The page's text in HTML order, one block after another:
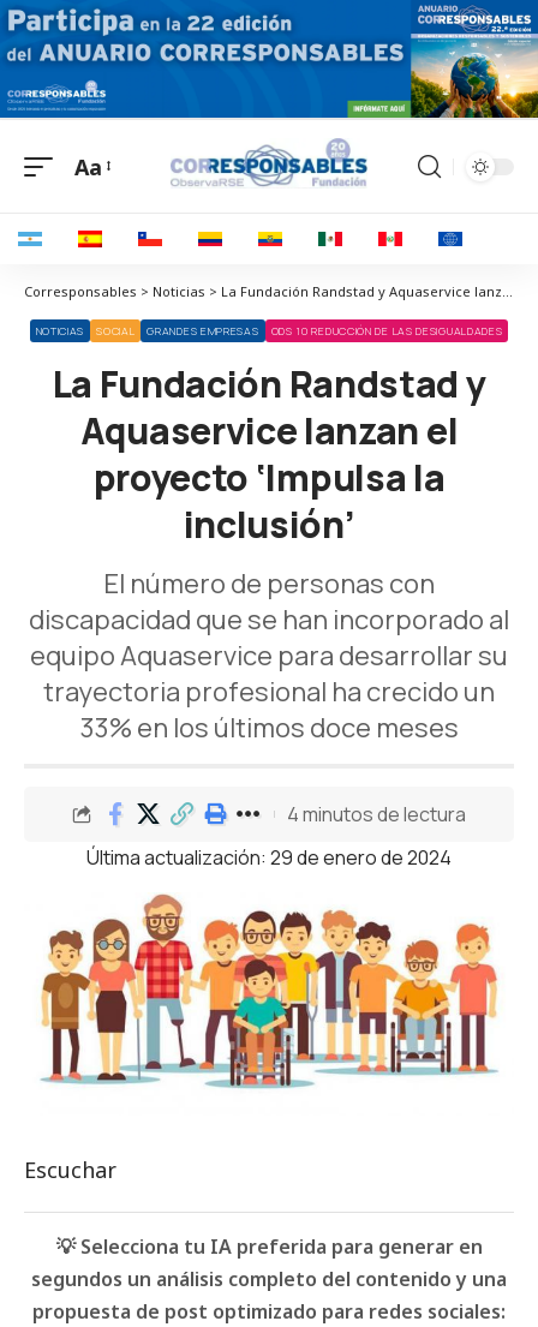
Aa
Corresponsables > Noticias > La Fundación Randstad y Aquaservice lanzan el proyecto ‘Impulsa la inclusión’
NOTICIAS SOCIAL GRANDES EMPRESAS ODS 10 REDUCCIÓN DE LAS DESIGUALDADES
La Fundación Randstad y
Aquaservice lanzan el
proyecto ‘Impulsa la
inclusión’
El número de personas con
discapacidad que se han incorporado al
equipo Aquaservice para desarrollar su
trayectoria profesional ha crecido un
33% en los últimos doce meses
Última actualización: 29 de enero de 2024
4 minutos de lectura
Escuchar
💡 Selecciona tu IA preferida para generar en
segundos un análisis completo del contenido y una
propuesta de post optimizado para redes sociales: